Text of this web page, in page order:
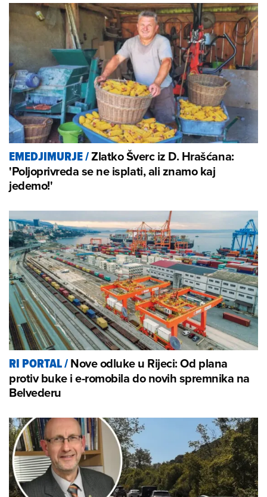
EMEDJIMURJE/Zlatko Šverc iz D. Hrašćana:
'Poljoprivreda se ne isplati, ali znamo kaj
jedemo!'
RI PORTAL/Nove odluke u Rijeci: Od plana
protiv buke i e-romobila do novih spremnika na
Belvederu